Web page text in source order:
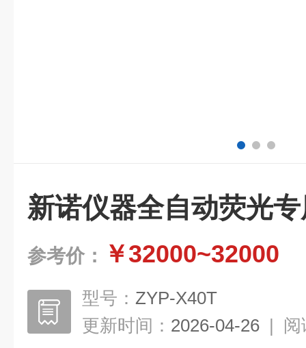
新诺仪器全自动荧光
参考价： ￥32000~32000
型号： ZYP-X40T
更新时间： 2026-04-26 | 阅